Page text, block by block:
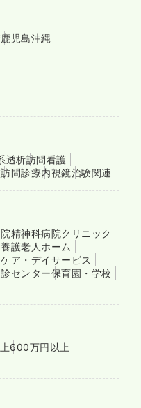
詳細を見る
鹿児島沖縄
透析訪問看護
訪問診療内視鏡治験関連
精神科病院クリニック
護老人ホーム
ア・デイサービス
センター保育園・学校
600万円以上